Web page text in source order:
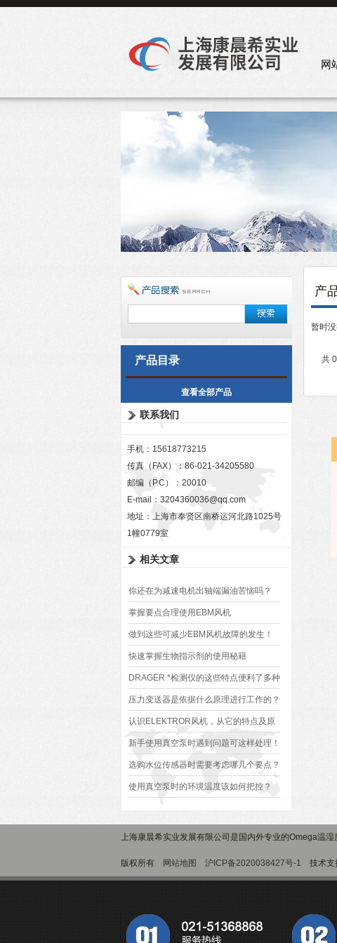
网
产品目录
查看全部产品
联系我们
手机：15618773215
传真（FAX）：86-021-34205580
邮编（P.C）：20010
E-mail： 3204360036@qq.com
地址：上海市奉贤区南桥运河北路1025号
1幢0779室
相关文章
你还在为减速电机出轴端漏油苦恼吗？
掌握要点合理使用EBM风机
做到这些可减少EBM风机故障的发生！
快速掌握生物指示剂的使用秘籍
DRAGER *检测仪的这些特点便利了多种
行业
压力变送器是依据什么原理进行工作的？
认识ELEKTROR风机，从它的特点及原
理开始
新手使用真空泵时遇到问题可这样处理！
选购水位传感器时需要考虑哪几个要点？
使用真空泵时的环境温度该如何把控？
产
暂时
共
上海康晨希实业发展有限公司是国内外专业的Omega温
版权所有 网站地图 沪ICP备2020038427号-1 技术支